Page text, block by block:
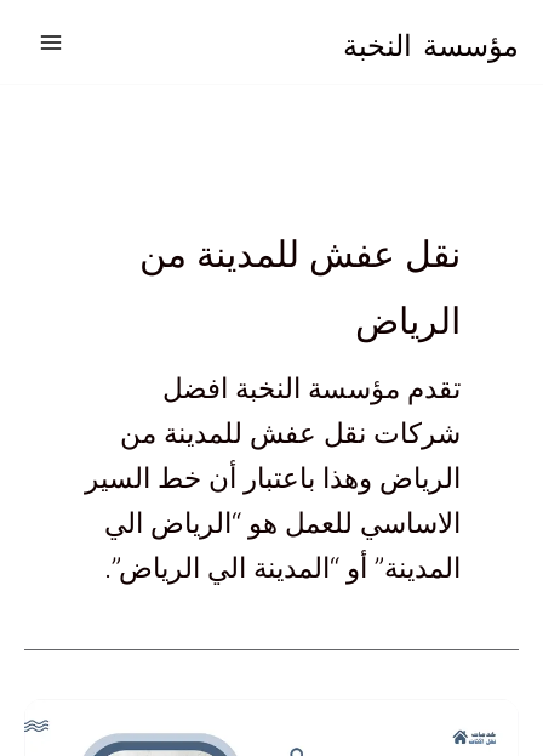
مؤسسة النخبة
نقل عفش للمدينة من
الرياض
تقدم مؤسسة النخبة افضل
شركات نقل عفش للمدينة من
الرياض وهذا باعتبار أن خط السير
الاساسي للعمل هو “الرياض الي
المدينة” أو “المدينة الي الرياض”.